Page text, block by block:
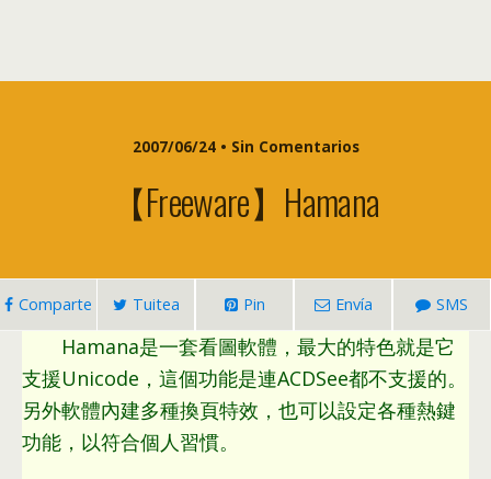
2007/06/24 • Sin Comentarios
【Freeware】Hamana
Comparte Tuitea Pin Envía SMS
Hamana是一套看圖軟體 ， 最大的特色就是它
支援Unicode ， 這個功能是連ACDSee都不支援的。
另外軟體內建多種換頁特效 ， 也可以設定各種熱鍵
功能 ， 以符合個人習慣。